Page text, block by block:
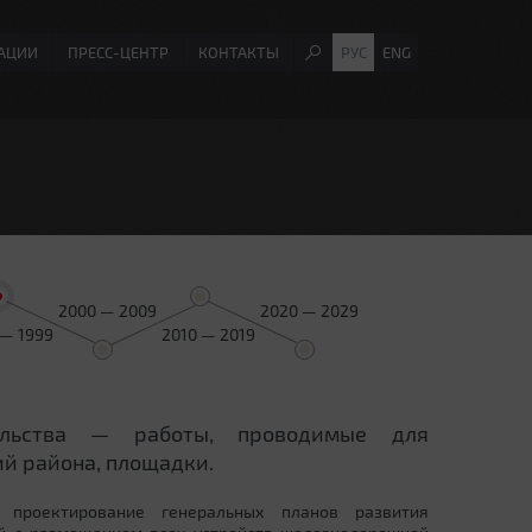
ПРЕСС-ЦЕНТР КОНТАКТЫ РУС ENG
1999
2000 — 2009
2010 — 2019
2020 — 2029
— работы, проводимые для
района, площадки.
генеральных планов развития